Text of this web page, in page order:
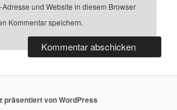
Adresse und Website in diesem Browser
Kommentar speichern.
präsentiert von WordPress